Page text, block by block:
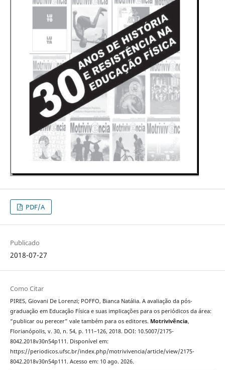
PDF/A
Publicado
2018-07-27
Como Citar
PIRES, Giovani De Lorenzi; POFFO, Bianca Natália. A avaliação da pós-
graduação em Educação Física e suas implicações para os periódicos da área:
“publicar ou perecer” vale também para os editores. Motrivivência,
Florianópolis, v. 30, n. 54, p. 111–126, 2018. DOI: 10.5007/2175-
8042.2018v30n54p111. Disponível em:
https://periodicos.ufsc.br/index.php/motrivivencia/article/view/2175-
8042.2018v30n54p111. Acesso em: 10 ago. 2026.